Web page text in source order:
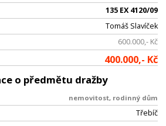
135 EX 4120/09
Tomáš Slavíček
600.000,- Kč
400.000,- Kč
o předmětu dražby
nemovitost, rodinný dům
Třebíč